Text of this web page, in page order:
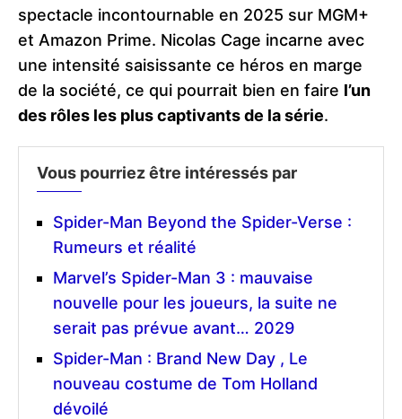
spectacle incontournable en 2025 sur MGM+
et Amazon Prime. Nicolas Cage incarne avec
une intensité saisissante ce héros en marge
de la société, ce qui pourrait bien en faire l’un
des rôles les plus captivants de la série.
Vous pourriez être intéressés par
Spider-Man Beyond the Spider-Verse :
Rumeurs et réalité
Marvel’s Spider-Man 3 : mauvaise
nouvelle pour les joueurs, la suite ne
serait pas prévue avant… 2029
Spider-Man : Brand New Day , Le
nouveau costume de Tom Holland
dévoilé